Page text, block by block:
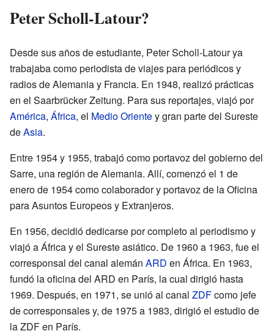
Peter Scholl-Latour?
Desde sus años de estudiante, Peter Scholl-Latour ya
trabajaba como periodista de viajes para periódicos y
radios de Alemania y Francia. En 1948, realizó prácticas
en el Saarbrücker Zeitung. Para sus reportajes, viajó por
América, África, el Medio Orientey gran parte del Sureste
deAsia.
Entre 1954 y 1955, trabajó como portavoz del gobierno del
Sarre, una región de Alemania. Allí, comenzó el 1 de
enero de 1954 como colaborador y portavoz de la Oficina
para Asuntos Europeos y Extranjeros.
En 1956, decidió dedicarse por completo al periodismo y
viajó a África y el Sureste asiático. De 1960 a 1963, fue el
corresponsal del canal alemán ARD en África. En 1963,
fundó la oficina del ARD en París, la cual dirigió hasta
1969. Después, en 1971, se unió al canal ZDFcomo jefe
de corresponsales y, de 1975 a 1983, dirigió el estudio de
la ZDF en París.